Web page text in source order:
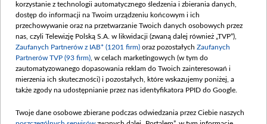
zobacz także
Abonament TVP
Rada Programowa
Zgłoś program (ROPAT)
Przetargi
Akademia Telewizyjna
Program dla prasy
Sklep TVP
Emisja w TVP
Biuro
Kariera w
korzystanie z technologii automatycznego śledzenia i zbierania danych,
dostęp do informacji na Twoim urządzeniu końcowym i ich
przechowywanie oraz na przetwarzanie Twoich danych osobowych przez
nas, czyli Telewizję Polską S.A. w likwidacji (zwaną dalej również „TVP”),
Zaufanych Partnerów z IAB* (1201 firm) oraz pozostałych Zaufanych
Partnerów TVP (93 firm) , w celach marketingowych (w tym do
zautomatyzowanego dopasowania reklam do Twoich zainteresowań i
mierzenia ich skuteczności) i pozostałych, które wskazujemy poniżej, a
także zgody na udostępnianie przez nas identyfikatora PPID do Google.
Twoje dane osobowe zbierane podczas odwiedzania przez Ciebie naszych